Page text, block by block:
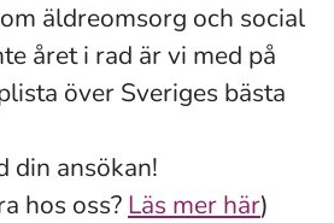
äldreomsorg och social
året i rad är vi med på
över Sveriges bästa
din ansökan!
hos oss? Läs mer här)